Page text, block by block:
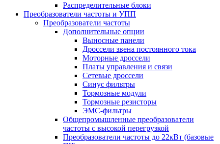
Распределительные блоки
Преобразователи частоты и УПП
Преобразователи частоты
Дополнительные опции
Выносные панели
Дроссели звена постоянного тока
Моторные дроссели
Платы управления и связи
Сетевые дроссели
Синус фильтры
Тормозные модули
Тормозные резисторы
ЭМС-фильтры
Общепромышленные преобразователи
частоты с высокой перегрузкой
Преобразователи частоты до 22кВт (базовые